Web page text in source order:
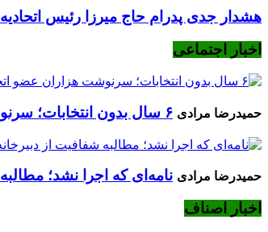
هشدار جدی پدرام حاج میرزا رئیس
اخبار اجتماعی
حمیدرضا مرادی ۶ سال بدون انتخابات؛ سرنوشت هزاران عضو اتحادیه گلگیر و رادیاتورساز چه می‌شود؟
حمیدرضا مرادی نامه‌ای که اجرا نشد؛
اخبار اصناف